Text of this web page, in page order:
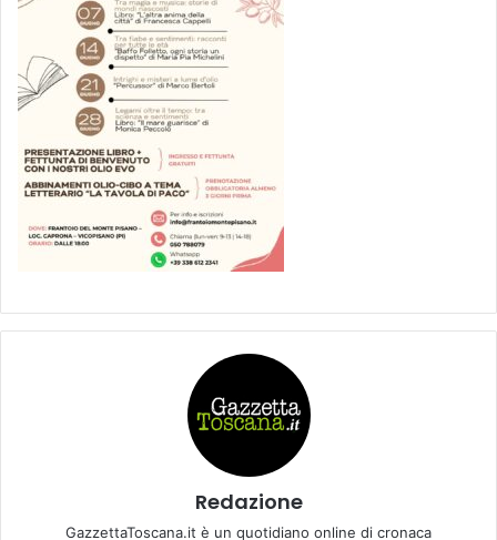
Redazione
GazzettaToscana.it è un quotidiano online di cronaca